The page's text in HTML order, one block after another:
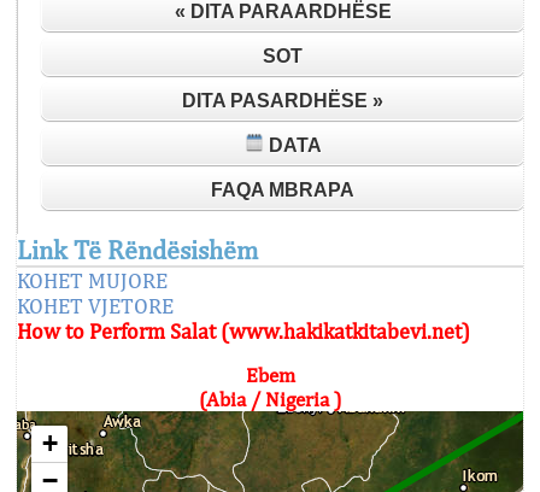
« DITA PARAARDHËSE
SOT
DITA PASARDHËSE »
DATA
FAQA MBRAPA
Link Të Rëndësishëm
KOHET MUJORE
KOHET VJETORE
How to Perform Salat (www.hakikatkitabevi.net)
Ebem
(Abia / Nigeria )
+
−